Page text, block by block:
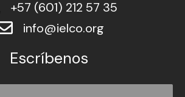
+57 (601) 212 57 35
info@ielco.org
Escríbenos